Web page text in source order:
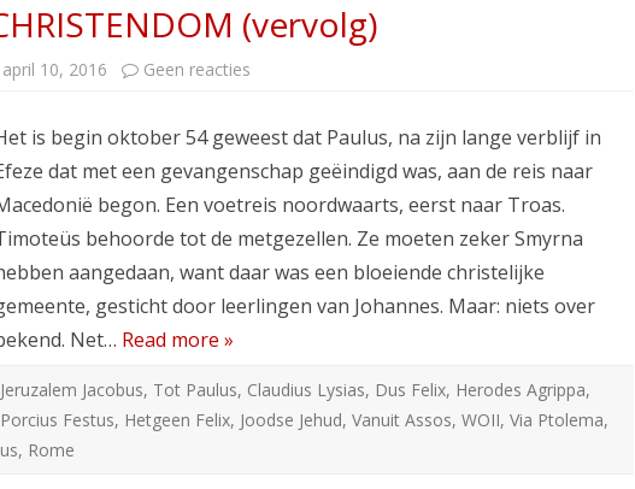
(vervolg)
april 10, 2016 Geen reacties
CHRISTENDOM
is begin oktober 54 geweest dat Paulus, na zijn lange verblijf in
dat met een gevangenschap geëindigd was, aan de reis naar
begon. Een voetreis noordwaarts, eerst naar Troas.
behoorde tot de metgezellen. Ze moeten zeker Smyrna
aangedaan, want daar was een bloeiende christelijke
gesticht door leerlingen van Johannes. Maar: niets over
Net… Read more »
Jeruzalem Jacobus, Tot Paulus, Claudius Lysias, Dus Felix, Herodes Agrippa,
Porcius Festus, Hetgeen Felix, Joodse Jehud, Vanuit Assos, WOII, Via Ptolema,
, Rome